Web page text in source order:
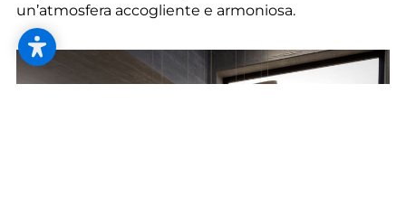
un’atmosfera accogliente e armoniosa.